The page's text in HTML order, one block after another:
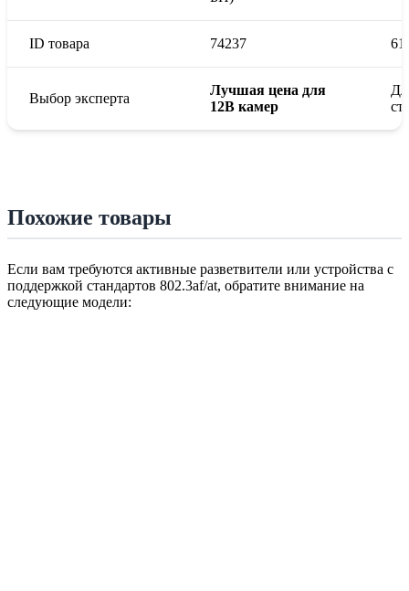
ID товара 74237
Выбор эксперта
Лучшая цена для
12В камер
Похожие товары
Если вам требуются активные разветвители или устройства с
поддержкой стандартов 802.3af/at, обратите внимание на
следующие модели: